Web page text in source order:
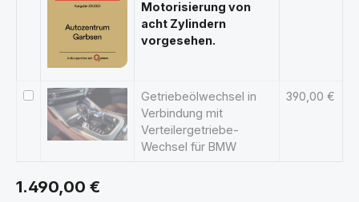
Motorisierung von
acht Zylindern
vorgesehen.
Getriebeölwechsel in
Verbindung mit
Verteilergetriebe-
Wechsel für BMW
390,00 €
Regulärer Preis:
1.490,00 €